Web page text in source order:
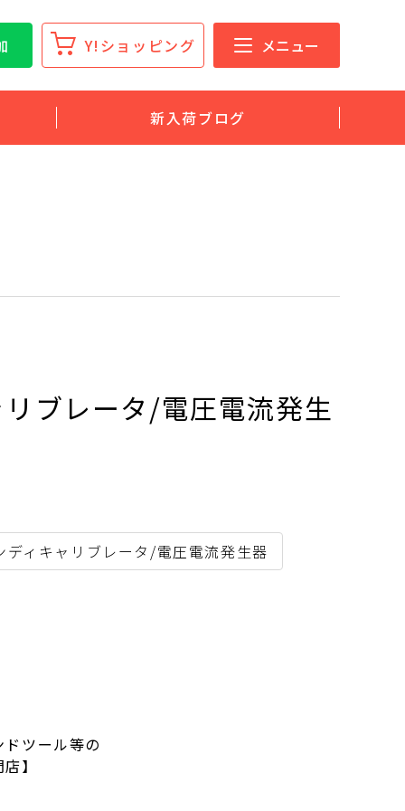
Y!ショッピング メニュー
新入荷ブログ
リブレータ/電圧電流発生
ディキャリブレータ/電圧電流発生器
ツール等の
】